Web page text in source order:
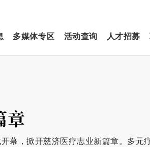
多媒体专区 活动查询 人才招募
章
幕，掀开慈济医疗志业新篇章。多元